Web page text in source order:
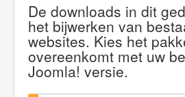
De downloads in dit
het bijwerken van
websites. Kies het
overeenkomt met uw
Joomla! versie.